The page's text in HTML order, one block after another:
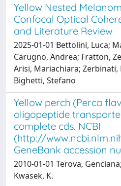
Yellow Nested
Confocal Optical
and Literature Review
2025-01-01 Bettolini, Luca;
Carugno, Andrea; Fratton,
Arisi, Mariachiara; Zerbinati,
Bighetti, Stefano
Yellow perch (Perca
oligopeptide
complete cds. NCBI
(http://
GeneBank accession
2010-01-01 Terova,
Kwasek, K.